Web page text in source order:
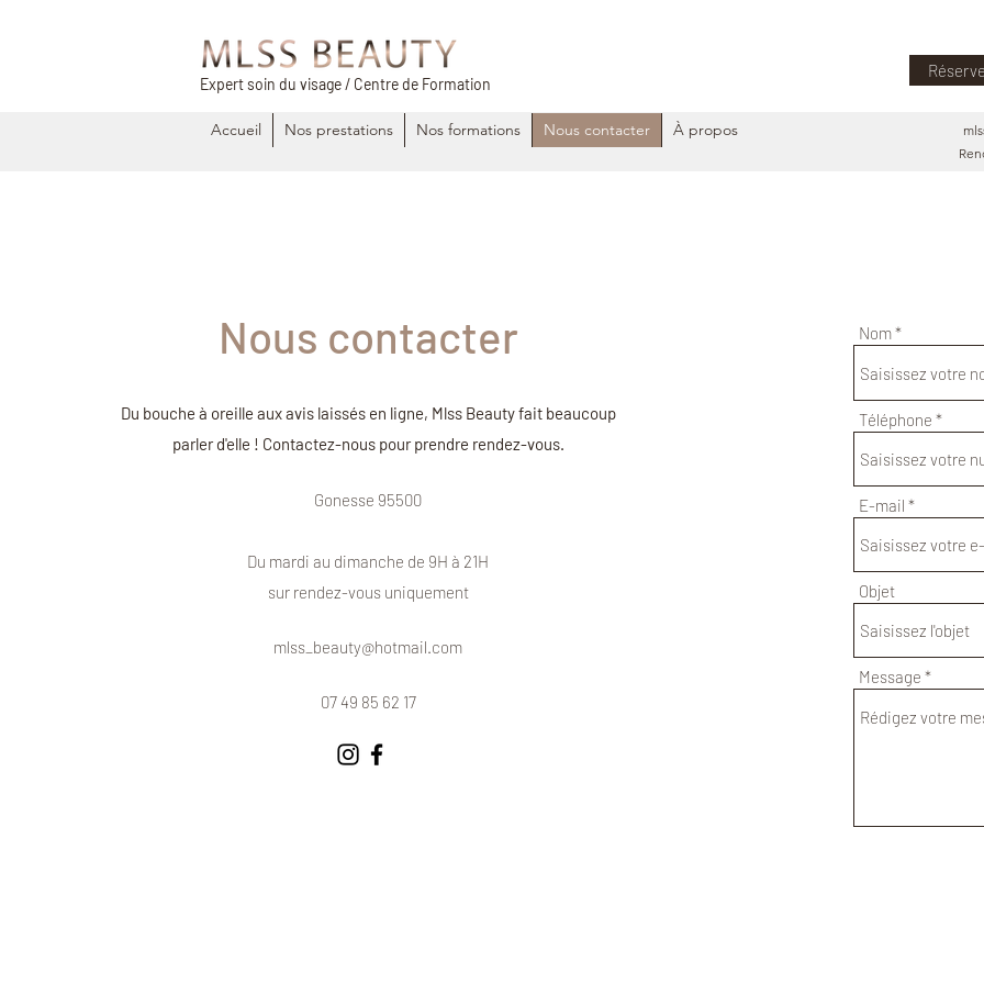
Expert soin du visage / Centre de Formation
Accueil Nos prestations Nos formations Nous contacter À propos
Nous contacter
Du bouche à oreille aux avis laissés en ligne, Mlss Beauty fait beaucoup
parler d'elle ! Contactez-nous pour prendre rendez-vous.
Gonesse 95500
Du mardi au dimanche de 9H à 21H
sur rendez-vous uniquement
mlss_beauty@hotmail.com
07 49 85 62 17
Nom
Téléphone
E-mail
Objet
Message